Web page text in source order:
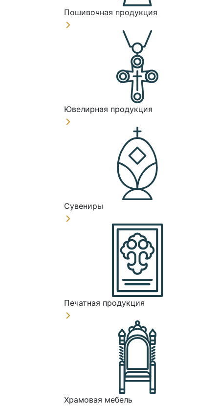
Пошивочная продукция
Ювелирная продукция
Сувениры
Печатная продукция
Храмовая мебель